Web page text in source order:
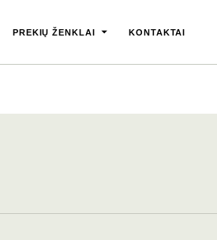
PREKIŲ ŽENKLAI KONTAKTAI